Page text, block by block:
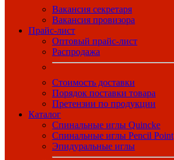
Вакансия секретаря
Вакансия провизора
Прайс-лист
Оптовый прайс-лист
Распродажа
Стоимость доставки
Порядок поставки товара
Претензии по продукции
Каталог
Спинальные иглы Quincke
Спинальные иглы Pencil Point
Эпидуральные иглы